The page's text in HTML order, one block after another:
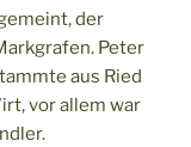
der
Peter
aus Ried
vor allem war